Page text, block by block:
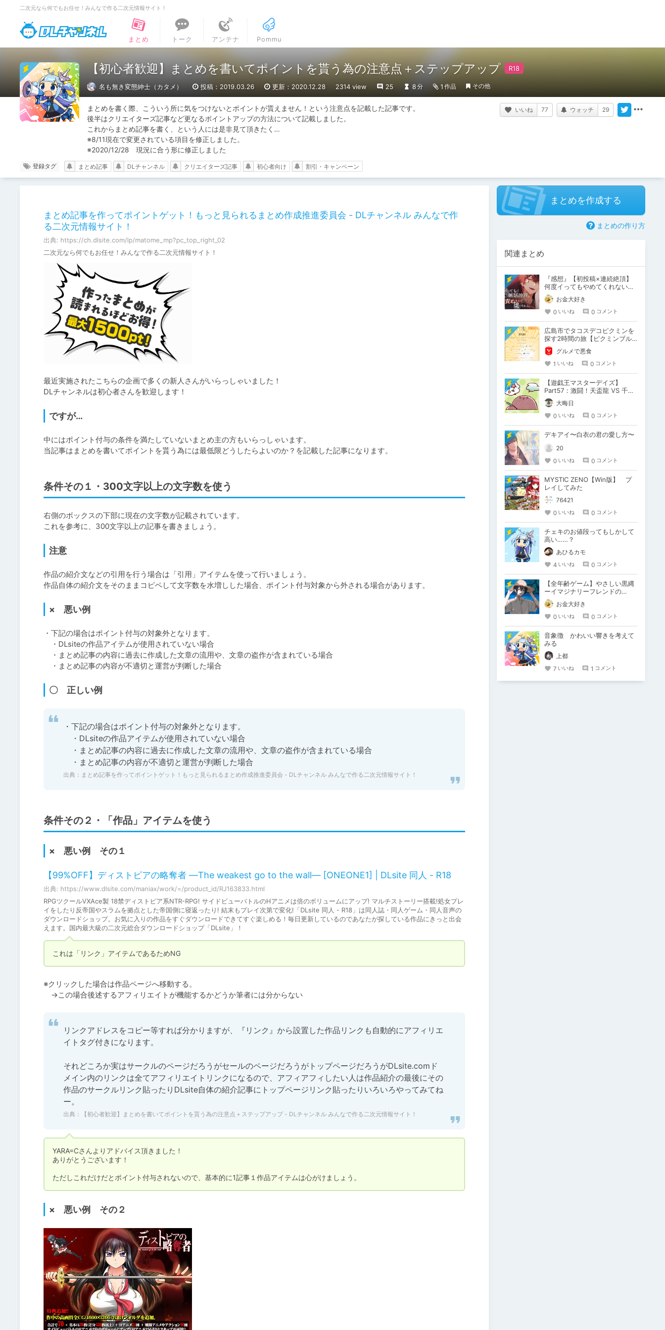
二次元なら何でもお任せ！みんなで作る二次元情報サイト！
DLチャンネル
まとめ
トーク アンテナ Pommu
【初心者歓迎】まとめを書いてポイントを貰う為の注意点＋ステップアップ
名も無き変態紳士（カタメ） 投稿：2019.03.26 更新：2020.12.28 2314 view 25 8分 1 作品 その他
まとめを書く際、こういう所に気をつけないとポイントが貰えません！という注意点を記載した記事です。
後半はクリエイターズ記事など更なるポイントアップの方法について記載しました。
これからまとめ記事を書く、という人には是非見て頂きたく…
※8/11現在で変更されている項目を修正しました。
※2020/12/28　現況に合う形に修正しました
いいね 77 ウォッチ 29
登録タグ まとめ記事 DLチャンネル クリエイターズ記事 初心者向け 割引・キャンペーン
まとめ記事を作ってポイントゲット！もっと見られるまとめ作成推進委員会 - DLチャンネル みんなで作
る二次元情報サイト！
出典: https://ch.dlsite.com/lp/matome_mp?pc_top_right_02
二次元なら何でもお任せ！みんなで作る二次元情報サイト！
最近実施されたこちらの企画で多くの新人さんがいらっしゃいました！
DLチャンネルは初心者さんを歓迎します！
ですが…
中にはポイント付与の条件を満たしていないまとめ主の方もいらっしゃいます。
当記事はまとめを書いてポイントを貰う為には最低限どうしたらよいのか？を記載した記事になります。
条件その１・300文字以上の文字数を使う
右側のボックスの下部に現在の文字数が記載されています。
これを参考に、300文字以上の記事を書きましょう。
注意
作品の紹介文などの引用を行う場合は「引用」アイテムを使って行いましょう。
作品自体の紹介文をそのままコピペして文字数を水増しした場合、ポイント付与対象から外される場合があります。
× 悪い例
・下記の場合はポイント付与の対象外となります。
・DLsiteの作品アイテムが使用されていない場合
・まとめ記事の内容に過去に作成した文章の流用や、文章の盗作が含まれている場合
・まとめ記事の内容が不適切と運営が判断した場合
〇 正しい例
・下記の場合はポイント付与の対象外となります。
・DLsiteの作品アイテムが使用されていない場合
・まとめ記事の内容に過去に作成した文章の流用や、文章の盗作が含まれている場合
・まとめ記事の内容が不適切と運営が判断した場合
出典： まとめ記事を作ってポイントゲット！もっと見られるまとめ作成推進委員会 - DLチャンネル みんなで作る二次元情報サイト！
条件その２・「作品」アイテムを使う
× 悪い例 その１
【99%OFF】ディストピアの略奪者 ―The weakest go to the wall― [ONEONE1] | DLsite 同人 - R18
出典: https://www.dlsite.com/maniax/work/=/product_id/RJ163833.html
RPGツクールVXAce製 18禁ディストピア系NTR-RPG! サイドビューバトルのHアニメは倍のボリュームにアップ! マルチストーリー搭載!処女プレ
イをしたり反帝国やスラムを拠点とした帝国側に寝返ったり! 結末もプレイ次第で変化!「DLsite 同人 - R18」は同人誌・同人ゲーム・同人音声の
ダウンロードショップ。お気に入りの作品をすぐダウンロードできてすぐ楽しめる！毎日更新しているのであなたが探している作品にきっと出会
えます。国内最大級の二次元総合ダウンロードショップ「DLsite」！
これは「リンク」アイテムであるためNG
※クリックした場合は作品ページへ移動する。
→この場合後述するアフィリエイトが機能するかどうか筆者には分からない
リンクアドレスをコピー等すれば分かりますが、『リンク』から設置した作品リンクも自動的にアフィリエ
イトタグ付きになります。
それどころか実はサークルのページだろうがセールのページだろうがトップページだろうがDLsite.comド
メイン内のリンクは全てアフィリエイトリンクになるので、アフィアフィしたい人は作品紹介の最後にその
作品のサークルリンク貼ったりDLsite自体の紹介記事にトップページリンク貼ったりいろいろやってみてね
ー。
出典： 【初心者歓迎】まとめを書いてポイントを貰う為の注意点＋ステップアップ - DLチャンネル みんなで作る二次元情報サイト！
YARA=Cさんよりアドバイス頂きました！
ありがとうございます！
ただしこれだけだとポイント付与されないので、基本的に1記事１作品アイテムは心がけましょう。
× 悪い例 その２
まとめを作成する
まとめの作り方
関連まとめ
『感想』【初投稿×連続絶頂】
何度イってもやめてくれない嫉
妬彼氏に激責めされて堕とされ
る。お金大好き
0 いいね 0 コメント
広島市でタコスデコピクミンを
探す2時間の旅【ピクミンブル
ーム / Pikmin Bloom】
グルメで悪食
1 いいね 0 コメント
【遊戯王マスターデイズ】
Part57：激闘！天盃龍 VS 千年
D【架空デュエル】
大晦日
0 いいね 0 コメント
デキアイ〜白衣の君の愛し方〜
20
0 いいね 0 コメント
MYSTIC ZENO【Win版】 プ
レイしてみた
76421
0 いいね 0 コメント
チェキのお値段ってもしかして
高い……？
あひるカモ
4 いいね 0 コメント
【全年齢ゲーム】やさしい黒縄
ーイマジナリーフレンドの
「彼」と過ごすおぼんやすみー
お金大好き
0 いいね 0 コメント
音象徴 かわいい響きを考えて
みる
上都
7 いいね 1 コメント